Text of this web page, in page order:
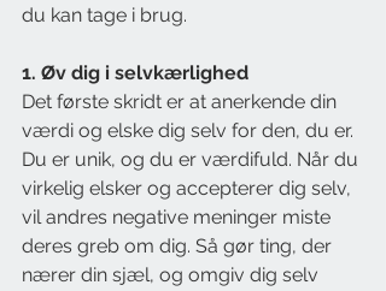
du kan tage i brug.
1. Øv dig i selvkærlighed
Det første skridt er at anerkende din
værdi og elske dig selv for den, du er.
Du er unik, og du er værdifuld. Når du
virkelig elsker og accepterer dig selv,
vil andres negative meninger miste
deres greb om dig. Så gør ting, der
nærer din sjæl, og omgiv dig selv